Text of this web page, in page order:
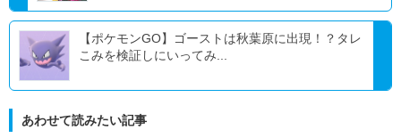
【ポケモンGO】ゴーストは秋葉原に出現！？タレ
こみを検証しにいってみ...
あわせて読みたい記事